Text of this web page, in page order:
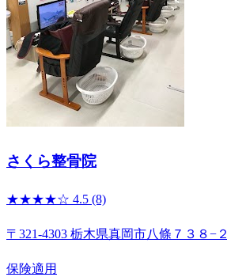
さくら整骨院
★★★★☆ 4.5 (8)
〒321-4303 栃木県真岡市八條７３８−２
保険適用